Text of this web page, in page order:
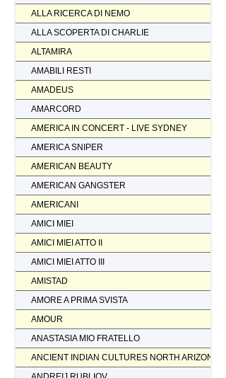
ALLA RICERCA DI NEMO
ALLA SCOPERTA DI CHARLIE
ALTAMIRA
AMABILI RESTI
AMADEUS
AMARCORD
AMERICA IN CONCERT - LIVE SYDNEY
AMERICA SNIPER
AMERICAN BEAUTY
AMERICAN GANGSTER
AMERICANI
AMICI MIEI
AMICI MIEI ATTO II
AMICI MIEI ATTO III
AMISTAD
AMORE A PRIMA SVISTA
AMOUR
ANASTASIA MIO FRATELLO
ANCIENT INDIAN CULTURES NORTH ARIZONA